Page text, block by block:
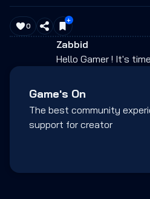
0
Zabbid
Hello Gamer ! It's
Game's On
The best community
support for creator